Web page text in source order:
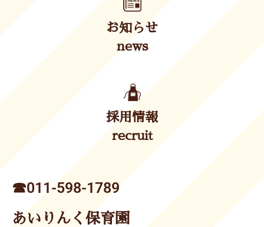
お知らせ
news
採用情報
recruit
☎︎011-598-1789
あいりんく保育園